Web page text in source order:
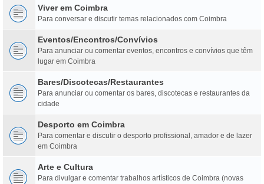
Viver em Coimbra
Para conversar e discutir temas relacionados com Coimbra
Eventos/Encontros/Convívios
Para anunciar ou comentar eventos, encontros e convívios que têm
lugar em Coimbra
Bares/Discotecas/Restaurantes
Para anunciar ou comentar os bares, discotecas e restaurantes da
cidade
Desporto em Coimbra
Para comentar e discutir o desporto profissional, amador e de lazer
em Coimbra
Arte e Cultura
Para divulgar e comentar trabalhos artísticos de Coimbra (novas